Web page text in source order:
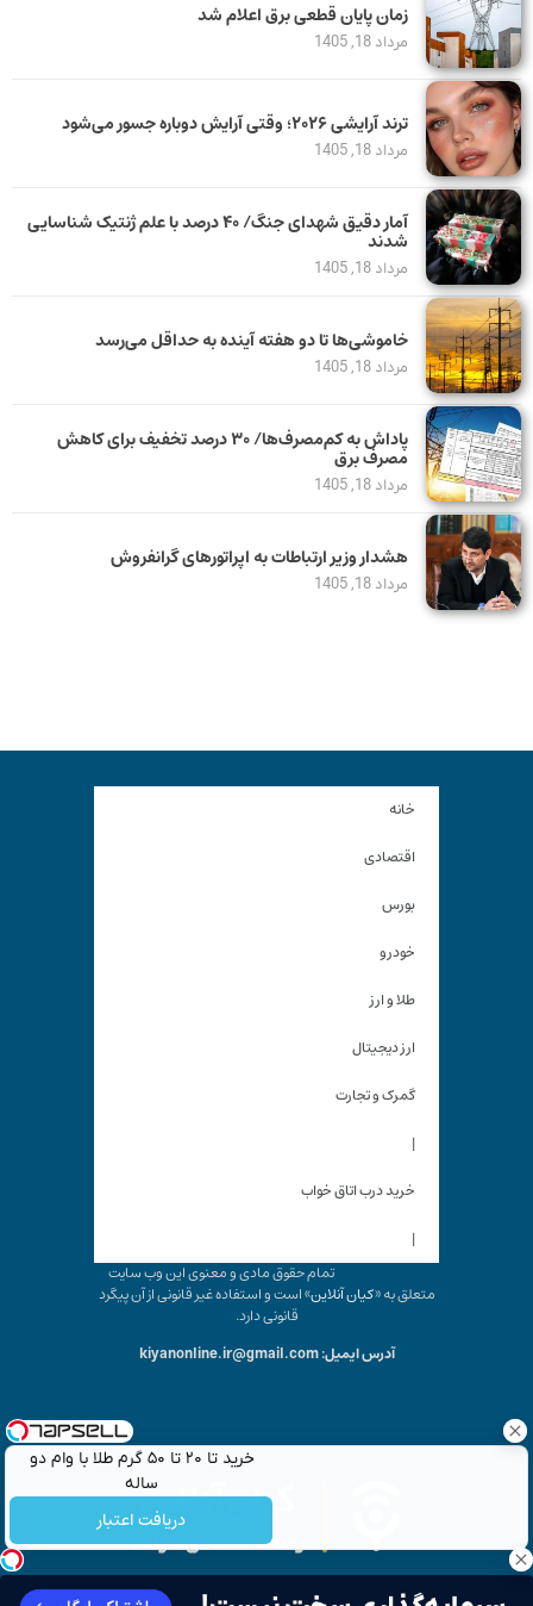
خرید تا ۲۰ تا ۵۰ گرم طلا با وام دو
ساله
دریافت اعتبار
زمان پایان قطعی برق اعلام شد
مرداد 18, 1405
ترند آرایشی ۲۰۲۶؛ وقتی آرایش دوباره جسور می‌شود
مرداد 18, 1405
آمار دقیق شهدای جنگ/ ۴۰ درصد با علم ژنتیک شناسایی
شدند
مرداد 18, 1405
خاموشی‌ها تا دو هفته آینده به حداقل می‌رسد
مرداد 18, 1405
پاداش به کم‌مصرف‌ها/ ۳۰ درصد تخفیف برای کاهش
مصرف برق
مرداد 18, 1405
هشدار وزیر ارتباطات به اپراتورهای گرانفروش
مرداد 18, 1405
خانه
اقتصادی
بورس
خودرو
طلا و ارز
ارز دیجیتال
گمرک و تجارت
|
خرید درب اتاق خواب
|
تمام حقوق مادی و معنوی این وب سایت
متعلق به «کیان آنلاین» است و استفاده غیر قانونی از آن پیگرد
قانونی دارد.
آدرس ایمیل: kiyanonline.ir@gmail.com